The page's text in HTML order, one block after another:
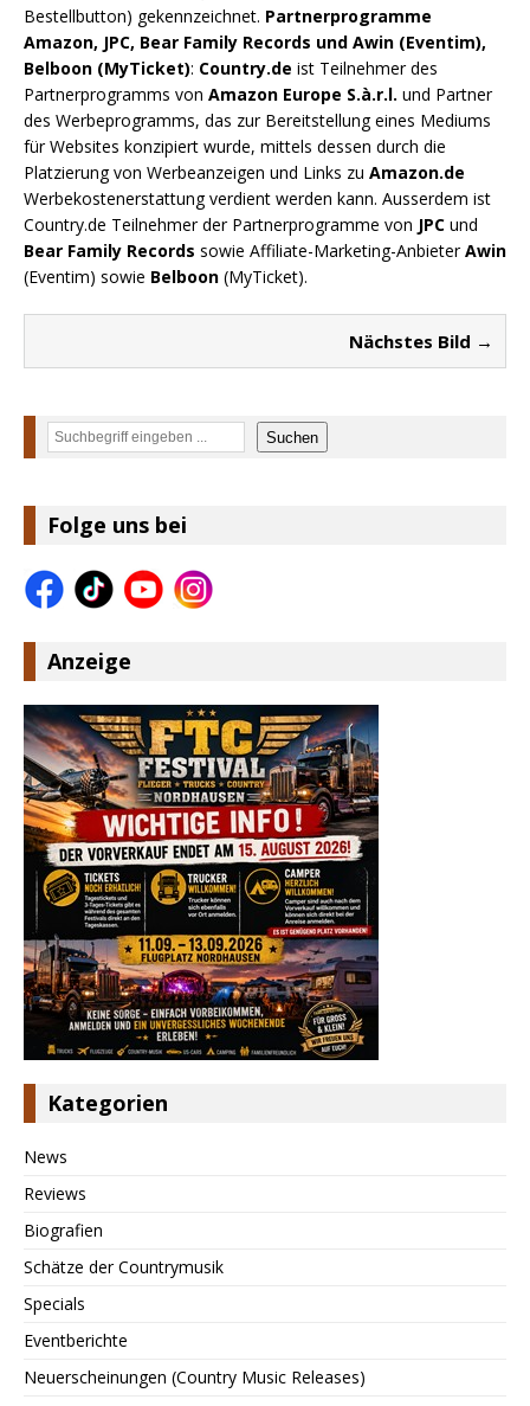
Bestellbutton) gekennzeichnet. Partnerprogramme
Amazon, JPC, Bear Family Records und Awin (Eventim),
Belboon (MyTicket): Country.de ist Teilnehmer des
Partnerprogramms von Amazon Europe S.à.r.l. und Partner
des Werbeprogramms, das zur Bereitstellung eines Mediums
für Websites konzipiert wurde, mittels dessen durch die
Platzierung von Werbeanzeigen und Links zu Amazon.de
Werbekostenerstattung verdient werden kann. Ausserdem ist
Country.de Teilnehmer der Partnerprogramme von JPC und
Bear Family Records sowie Affiliate-Marketing-AnbieterAwin
(Eventim) sowie Belboon (MyTicket).
Nächstes Bild →
Suchen Suchen
Folge uns bei
Anzeige
Kategorien
News
Reviews
Biografien
Schätze der Countrymusik
Specials
Eventberichte
Neuerscheinungen (Country Music Releases)